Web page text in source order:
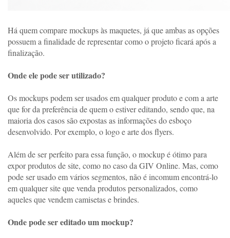
Há quem compare mockups às maquetes, já que ambas as opções
possuem a finalidade de representar como o projeto ficará após a
finalização.
Onde ele pode ser utilizado?
Os mockups podem ser usados em qualquer produto e com a arte
que for da preferência de quem o estiver editando, sendo que, na
maioria dos casos são expostas as informações do esboço
desenvolvido. Por exemplo, o logo e arte dos flyers.
Além de ser perfeito para essa função, o mockup é ótimo para
expor produtos de site, como no caso da GIV Online. Mas, como
pode ser usado em vários segmentos, não é incomum encontrá-lo
em qualquer site que venda produtos personalizados, como
aqueles que vendem camisetas e brindes.
Onde pode ser editado um mockup?